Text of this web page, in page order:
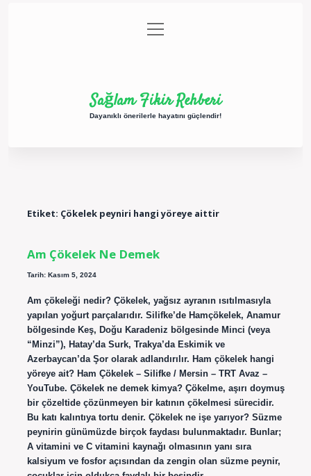
Gizlilik Politikası
menüyü
aç
Sağlam Fikir Rehberi
Dayanıklı önerilerle hayatını güçlendir!
Etiket: Çökelek peyniri hangi yöreye aittir
Am Çökelek Ne Demek
Tarih: Kasım 5, 2024
Am çökeleği nedir? Çökelek, yağsız ayranın ısıtılmasıyla
yapılan yoğurt parçalarıdır. Silifke’de Hamçökelek, Anamur
bölgesinde Keş, Doğu Karadeniz bölgesinde Minci (veya
“Minzi”), Hatay’da Surk, Trakya’da Eskimik ve
Azerbaycan’da Şor olarak adlandırılır. Ham çökelek hangi
yöreye ait? Ham Çökelek – Silifke / Mersin – TRT Avaz –
YouTube. Çökelek ne demek kimya? Çökelme, aşırı doymuş
bir çözeltide çözünmeyen bir katının çökelmesi sürecidir.
Bu katı kalıntıya tortu denir. Çökelek ne işe yarıyor? Süzme
peynirin günümüzde birçok faydası bulunmaktadır. Bunlar;
A vitamini ve C vitamini kaynağı olmasının yanı sıra
kalsiyum ve fosfor açısından da zengin olan süzme peynir,